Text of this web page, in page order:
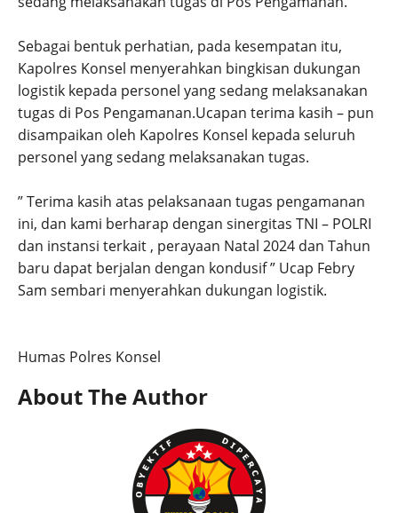
Sebagai bentuk perhatian, pada kesempatan itu,
Kapolres Konsel menyerahkan bingkisan dukungan
logistik kepada personel yang sedang melaksanakan
tugas di Pos Pengamanan.Ucapan terima kasih – pun
disampaikan oleh Kapolres Konsel kepada seluruh
personel yang sedang melaksanakan tugas.
” Terima kasih atas pelaksanaan tugas pengamanan
ini, dan kami berharap dengan sinergitas TNI – POLRI
dan instansi terkait , perayaan Natal 2024 dan Tahun
baru dapat berjalan dengan kondusif ” Ucap Febry
Sam sembari menyerahkan dukungan logistik.
Humas Polres Konsel
About The Author